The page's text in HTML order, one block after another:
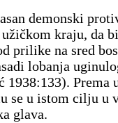
demonski
kraju, da bi
prilike na sred
lobanja
Prema
se u istom cilju u
glava.